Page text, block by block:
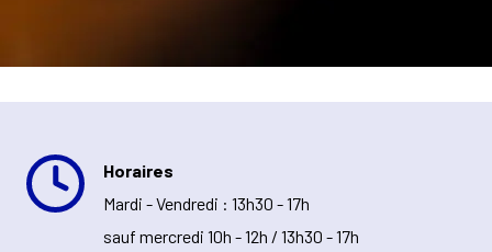
Horaires
Mardi - Vendredi : 13h30 - 17h
sauf mercredi 10h - 12h / 13h30 - 17h